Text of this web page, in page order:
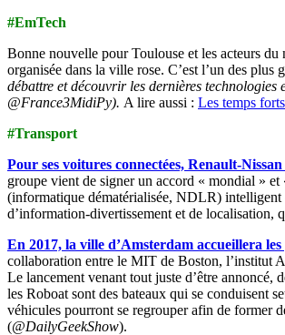
#EmTech
Bonne nouvelle pour Toulouse et les acteurs du
organisée dans la ville rose. C’est l’un des plus
débattre et découvrir les dernières
@France3MidiPy). A lire aussi : Les temps
#Transport
Pour ses voitures connectées, Renault-
groupe vient de signer un accord « mondial »
(informatique dématérialisée, NDLR)
d’information-divertissement et de localisation,
En 2017, la ville d’Amsterdam accueillera
collaboration entre le MIT de Boston, l’institut
Le lancement venant tout juste d’être annoncé,
les Roboat sont des bateaux qui se conduisent
véhicules pourront se regrouper afin de former
(@DailyGeekShow).